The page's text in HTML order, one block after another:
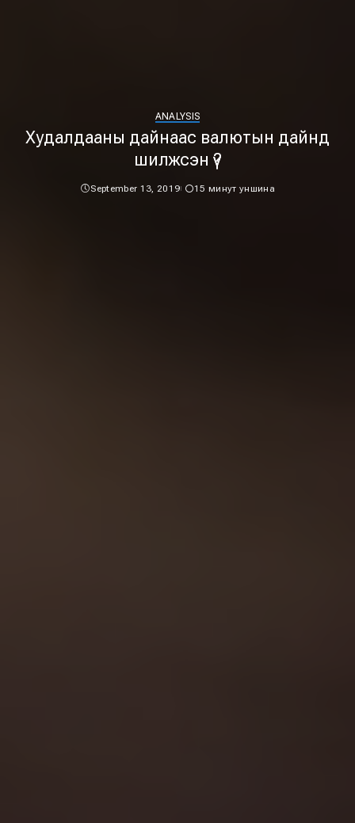
ANALYSIS
Худалдааны дайнаас валютын дайнд
шилжсэн үү?
September 13, 2019 15 минут уншина